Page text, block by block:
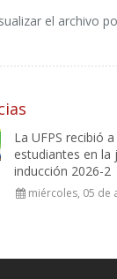
el archivo
La UFPS recibió
estudiantes en la
inducción 2026-2
miércoles, 05 de